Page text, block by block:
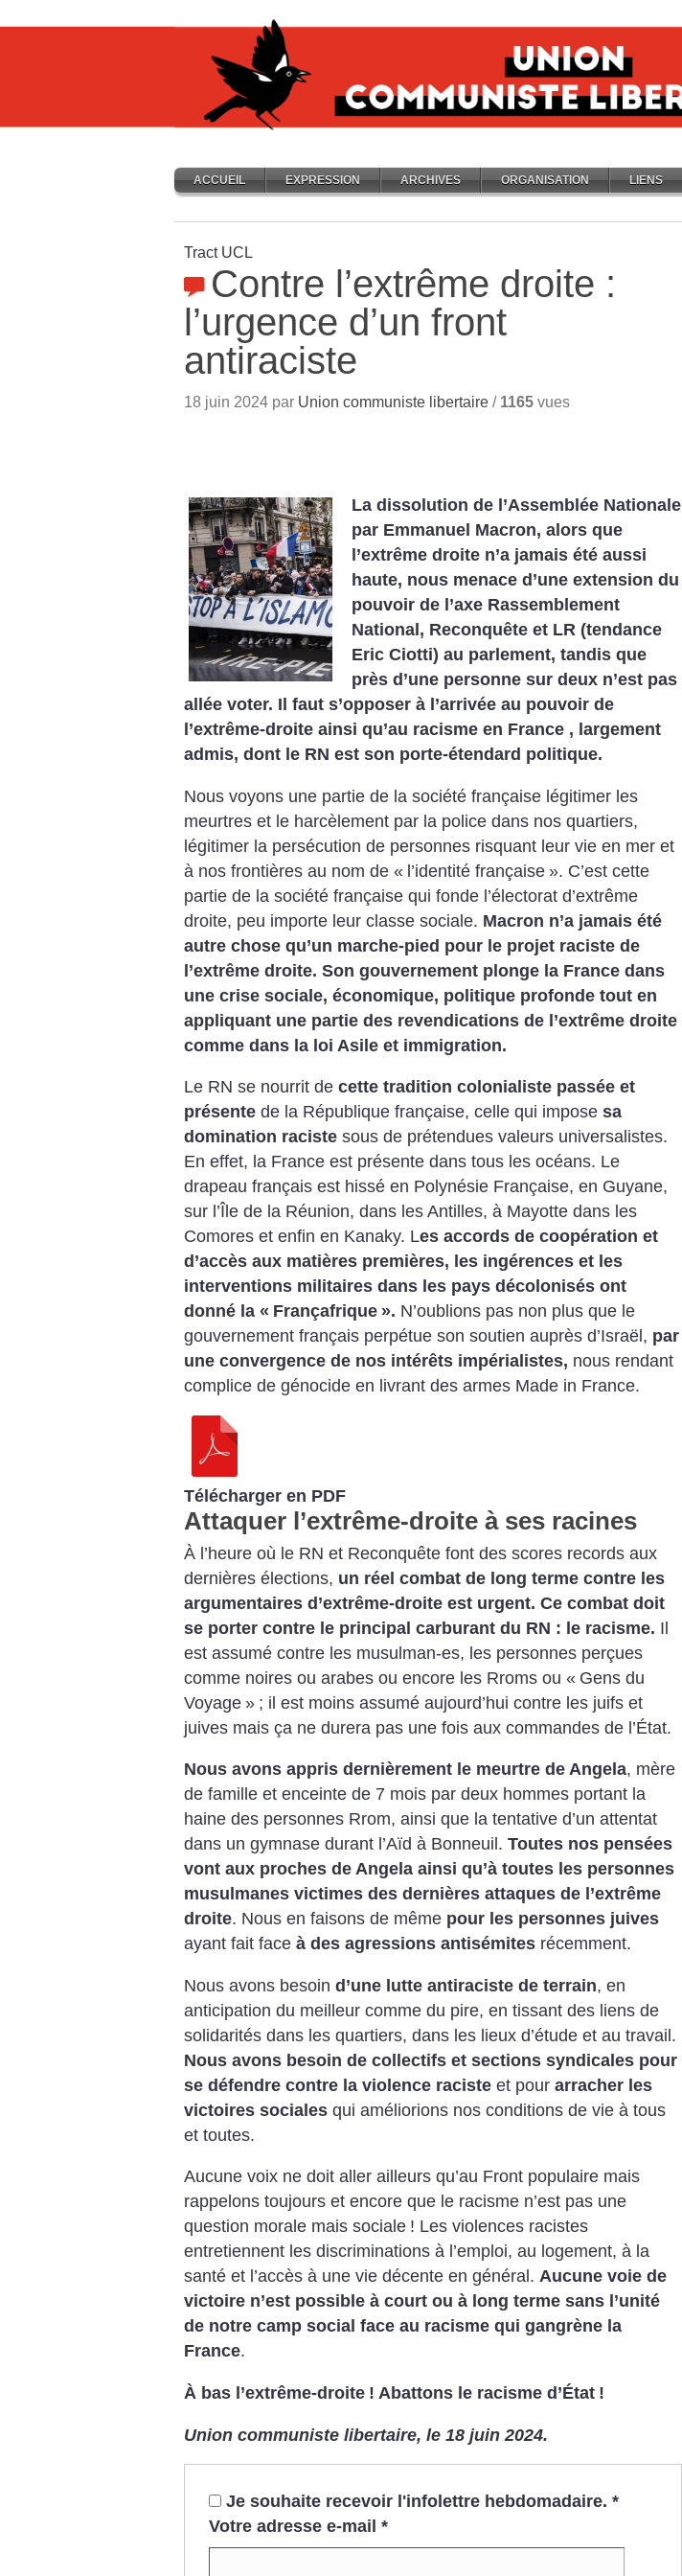
ACCUEIL EXPRESSION ARCHIVES ORGANISATION LIENS
Tract UCL
Contre l’extrême droite :
l’urgence d’un front
antiraciste
18 juin 2024 par Union communiste libertaire / 1165 vues
La dissolution de l’Assemblée Nationale
par Emmanuel Macron, alors que
l’extrême droite n’a jamais été aussi
haute, nous menace d’une extension du
pouvoir de l’axe Rassemblement
National, Reconquête et LR (tendance
Eric Ciotti) au parlement, tandis que
près d’une personne sur deux n’est pas
allée voter. Il faut s’opposer à l’arrivée au pouvoir de
l’extrême-droite ainsi qu’au racisme en France , largement
admis, dont le RN est son porte-étendard politique.
Nous voyons une partie de la société française légitimer les
meurtres et le harcèlement par la police dans nos quartiers,
légitimer la persécution de personnes risquant leur vie en mer et
à nos frontières au nom de « l’identité française ». C’est cette
partie de la société française qui fonde l’électorat d’extrême
droite, peu importe leur classe sociale. Macron n’a jamais été
autre chose qu’un marche-pied pour le projet raciste de
l’extrême droite. Son gouvernement plonge la France dans
une crise sociale, économique, politique profonde tout en
appliquant une partie des revendications de l’extrême droite
comme dans la loi Asile et immigration.
Le RN se nourrit de cette tradition colonialiste passée et
présente de la République française, celle qui impose sa
domination raciste sous de prétendues valeurs universalistes.
En effet, la France est présente dans tous les océans. Le
drapeau français est hissé en Polynésie Française, en Guyane,
sur l’Île de la Réunion, dans les Antilles, à Mayotte dans les
Comores et enfin en Kanaky. Les accords de coopération et
d’accès aux matières premières, les ingérences et les
interventions militaires dans les pays décolonisés ont
donné la « Françafrique ». N’oublions pas non plus que le
gouvernement français perpétue son soutien auprès d’Israël, par
une convergence de nos intérêts impérialistes, nous rendant
complice de génocide en livrant des armes Made in France.
Télécharger en PDF
Attaquer l’extrême-droite à ses racines
À l’heure où le RN et Reconquête font des scores records aux
dernières élections, un réel combat de long terme contre les
argumentaires d’extrême-droite est urgent. Ce combat doit
se porter contre le principal carburant du RN : le racisme. Il
est assumé contre les musulman-es, les personnes perçues
comme noires ou arabes ou encore les Rroms ou « Gens du
Voyage » ; il est moins assumé aujourd’hui contre les juifs et
juives mais ça ne durera pas une fois aux commandes de l’État.
Nous avons appris dernièrement le meurtre de Angela, mère
de famille et enceinte de 7 mois par deux hommes portant la
haine des personnes Rrom, ainsi que la tentative d’un attentat
dans un gymnase durant l’Aïd à Bonneuil. Toutes nos pensées
vont aux proches de Angela ainsi qu’à toutes les personnes
musulmanes victimes des dernières attaques de l’extrême
droite. Nous en faisons de même pour les personnes juives
ayant fait face à des agressions antisémites récemment.
Nous avons besoin d’une lutte antiraciste de terrain, en
anticipation du meilleur comme du pire, en tissant des liens de
solidarités dans les quartiers, dans les lieux d’étude et au travail.
Nous avons besoin de collectifs et sections syndicales pour
se défendre contre la violence raciste et pour arracher les
victoires sociales qui améliorions nos conditions de vie à tous
et toutes.
Aucune voix ne doit aller ailleurs qu’au Front populaire mais
rappelons toujours et encore que le racisme n’est pas une
question morale mais sociale ! Les violences racistes
entretiennent les discriminations à l’emploi, au logement, à la
santé et l’accès à une vie décente en général. Aucune voie de
victoire n’est possible à court ou à long terme sans l’unité
de notre camp social face au racisme qui gangrène la
France.
À bas l’extrême-droite ! Abattons le racisme d’État !
Union communiste libertaire, le 18 juin 2024.
Je souhaite recevoir l'infolettre hebdomadaire. *
Votre adresse e-mail *